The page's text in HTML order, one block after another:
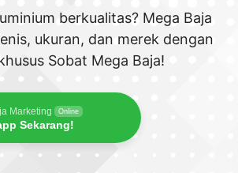
berkualitas? Mega Baja
ukuran, dan merek dengan
Sobat Mega Baja!
Marketing Online
Sekarang!